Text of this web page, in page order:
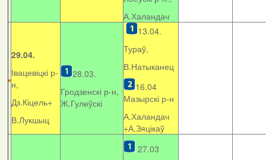
А.Халандач
29.04.
Івацевіцкі р-
н,
Дз.Кіцель+
В.Лукшыц
28.03.
Гродзенскі р-н,
Ж.Гулеўскі
13.04.
Тураў,
В.Натыканец
16.04
Мазырскі р-н
А.Халандач
+А.Зяцікаў
27.03